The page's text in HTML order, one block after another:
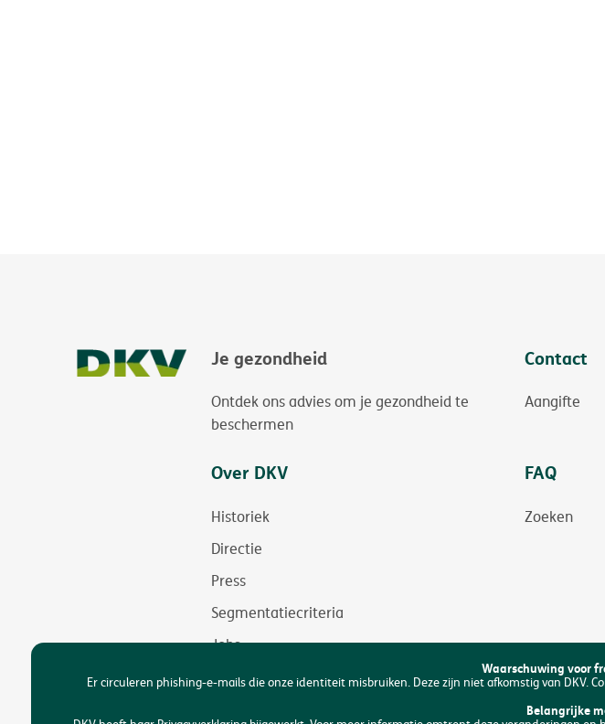
Je gezondheid
Ontdek ons advies om je gezondheid te
beschermen
Contact
Aangifte
Over DKV
Historiek
Directie
Press
Segmentatiecriteria
Jobs
Duurzaamheid
FAQ
Zoeken
Waarschuwing voor
Er circuleren phishing-e-mails die onze identiteit misbruiken. Deze zijn niet afkomstig van DKV.
Belangrijke